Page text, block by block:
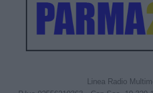
Linea Radio